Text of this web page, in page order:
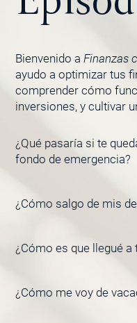
Bienvenido a Finanzas
ayudo a optimizar tus
comprender cómo
inversiones, y cultivar
¿Qué pasaría si te
fondo de emergencia?
¿Cómo salgo de mis
¿Cómo es que llegué a
¿Cómo me voy de